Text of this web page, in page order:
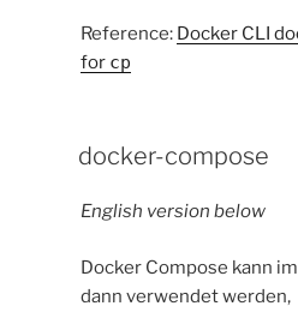
Reference: Docker CLI
for cp
docker-compose
English version below
Docker Compose kann
dann verwendet werden,